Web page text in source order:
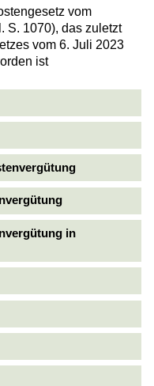
vom
S. 1070), das zuletzt
vom 6. Juli 2023
ist
in